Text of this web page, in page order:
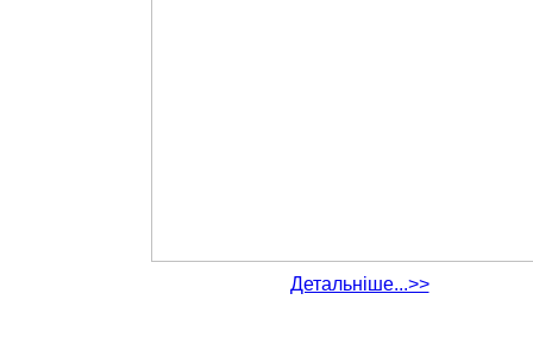
Детальніше...>>